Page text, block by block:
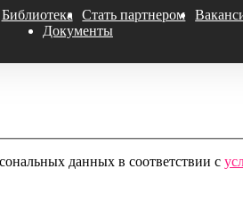
данных в соответствии с
Библиотека Стать партнером
Документы